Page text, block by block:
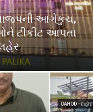
આગેકુચ,
ટીકીટ આપતા
DAHOD - દાહોદ